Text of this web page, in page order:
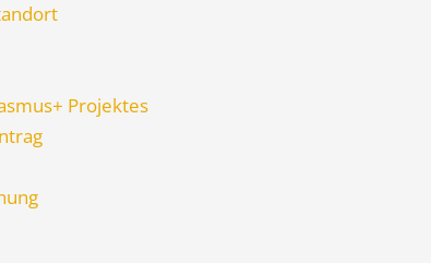
Projektes